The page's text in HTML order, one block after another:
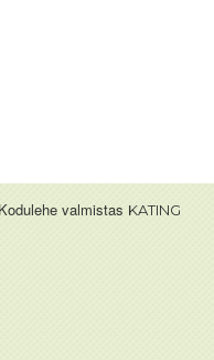
Kodulehe valmistas KATING